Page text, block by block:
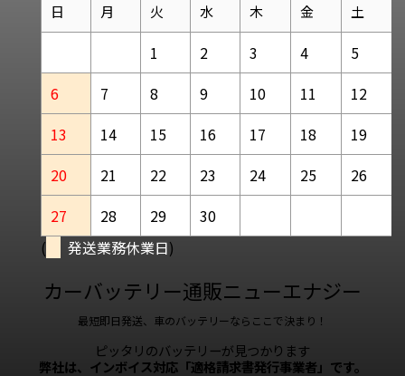
日 月 火 水 木 金 土
1 2 3 4
5
6
7 8 9 10 11
12
13
14 15 16 17 18
19
20
21 22 23 24 25
26
27
28 29
30
(
発送業務休業日)
カーバッテリー通販ニューエナジー
最短即日発送、車のバッテリーならここで決まり！
ピッタリのバッテリーが見つかります
弊社は、インボイス対応「適格請求書発行事業者」です。